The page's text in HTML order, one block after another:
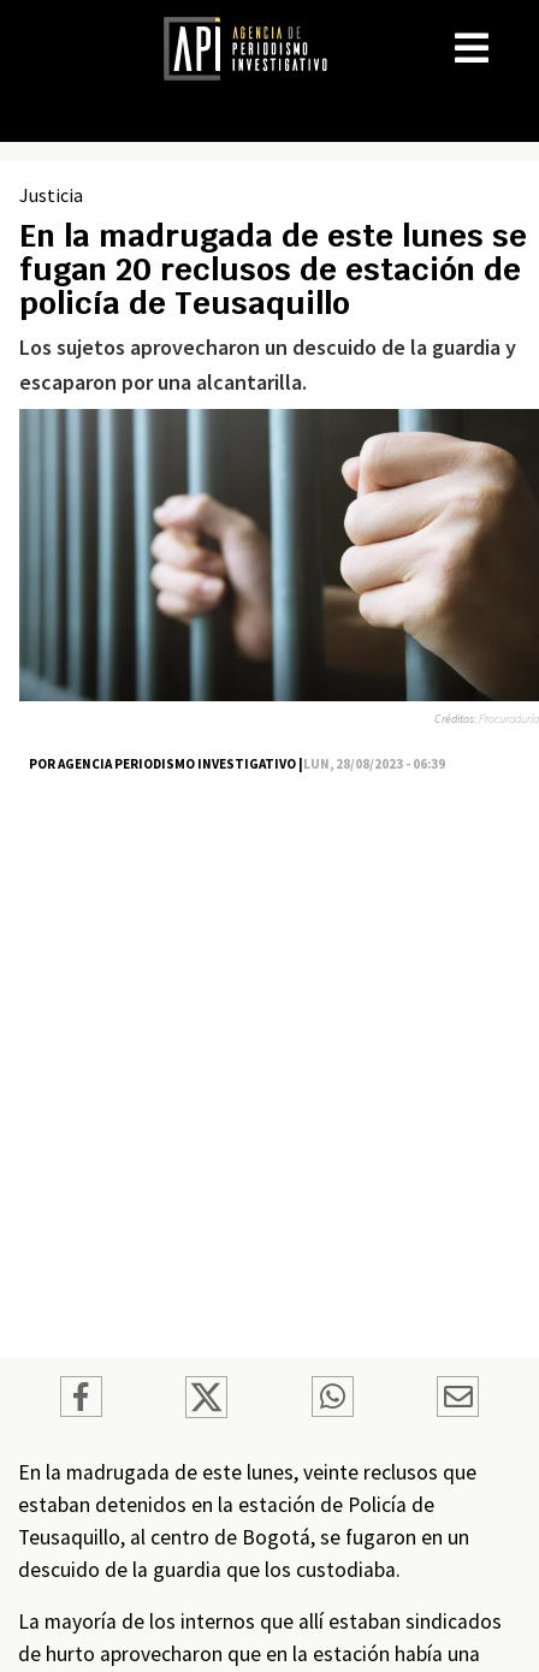
Justicia
En la madrugada de este lunes se
fugan 20 reclusos de estación de
policía de Teusaquillo
Los sujetos aprovecharon un descuido de la guardia y
escaparon por una alcantarilla.
POR AGENCIA PERIODISMO INVESTIGATIVO |LUN, 28/08/2023 - 06:39
Créditos:Procuraduría
En la madrugada de este lunes, veinte reclusos que
estaban detenidos en la estación de Policía de
Teusaquillo, al centro de Bogotá, se fugaron en un
descuido de la guardia que los custodiaba.
La mayoría de los internos que allí estaban sindicados
de hurto aprovecharon que en la estación había una